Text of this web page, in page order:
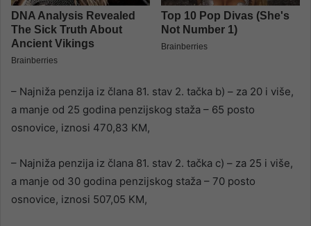
– Najniža penzija iz člana 81. stav 2. tačka b) – za 20 i više,
a manje od 25 godina penzijskog staža – 65 posto
osnovice, iznosi 470,83 KM,
– Najniža penzija iz člana 81. stav 2. tačka c) – za 25 i više,
a manje od 30 godina penzijskog staža – 70 posto
osnovice, iznosi 507,05 KM,